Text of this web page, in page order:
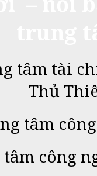
tâm tài
Thủ
tâm
công